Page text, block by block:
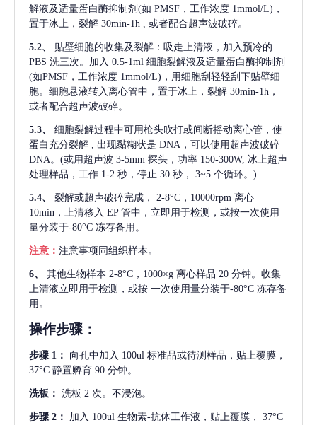
解液及适量蛋白酶抑制剂(如 PMSF，工作浓度 1mmol/L)，
置于冰上，裂解 30min-1h , 或者配合超声波破碎。
5.2、
贴壁细胞的收集及裂解：吸走上清液，加入预冷的
PBS 洗三次。加入 0.5-1ml 细胞裂解液及适量蛋白酶抑制剂
(如PMSF，工作浓度 1mmol/L)，用细胞刮轻轻刮下贴壁细
胞。细胞悬液转入离心管中，置于冰上，裂解 30min-1h，
或者配合超声波破碎。
5.3、
细胞裂解过程中可用枪头吹打或间断摇动离心管，使
蛋白充分裂解
, 出现黏糊状是 DNA，可以使用超声波破碎
DNA。(或用超声波 3-5mm 探头，功率 150-300W, 冰上超声
处理样品，工作 1-2 秒，停止 30 秒， 3~5 个循环。)
5.4、 裂解或超声破碎完成，
2-8°C，10000rpm 离心
10min，上清移入 EP 管中，立即用于检测，或按一次使用
量分装于-80°C 冻存备用。
注意： 注意事项同组织样本。
6、 其他生物样本 2-8°C，1000×g 离心样品 20 分钟。收集
上清液立即用于检测，或按 一次使用量分装于-80°C 冻存备
用。
操作步骤：
步骤 1： 向孔中加入 100ul 标准品或待测样品，贴上覆膜，
37°C 静置孵育 90 分钟。
洗板： 洗板 2 次。不浸泡。
步骤 2： 加入 100ul 生物素-抗体工作液，贴上覆膜， 37°C